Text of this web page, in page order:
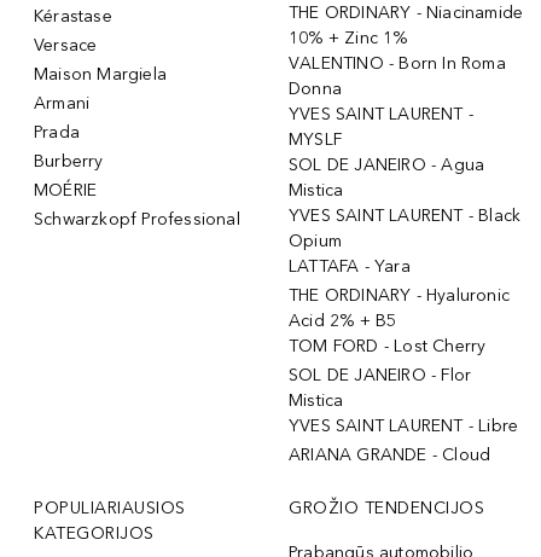
Kérastase
Versace
Maison Margiela
Armani
Prada
Burberry
MOÉRIE
Schwarzkopf Professional
THE ORDINARY - Niacinamide
10% + Zinc 1%
VALENTINO - Born In Roma
Donna
YVES SAINT LAURENT -
MYSLF
SOL DE JANEIRO - Agua
Mistica
YVES SAINT LAURENT - Black
Opium
LATTAFA - Yara
THE ORDINARY - Hyaluronic
Acid 2% + B5
TOM FORD - Lost Cherry
SOL DE JANEIRO - Flor
Mistica
YVES SAINT LAURENT - Libre
ARIANA GRANDE - Cloud
POPULIARIAUSIOS
KATEGORIJOS
GROŽIO TENDENCIJOS